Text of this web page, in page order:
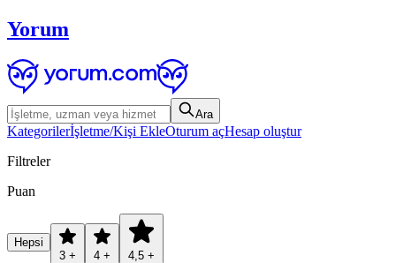
Yorum
Ara
Kategorilerİşletme/Kişi EkleOturum açHesap oluştur
Filtreler
Puan
Hepsi
3 +
4 + 4,5 +